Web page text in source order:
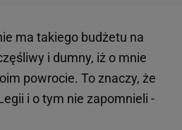
ma takiego budżetu na
i dumny, iż o mnie
powrocie. To znaczy, że
i o tym nie zapomnieli -